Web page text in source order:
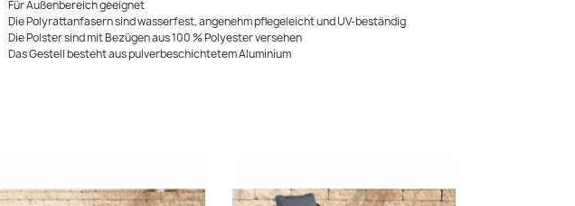
Für Außenbereich geeignet
Die Polyrattanfasern sind wasserfest, angenehm pflegeleicht und UV-beständig
Die Polster sind mit Bezügen aus 100 % Polyester versehen
Das Gestell besteht aus pulverbeschichtetem Aluminium